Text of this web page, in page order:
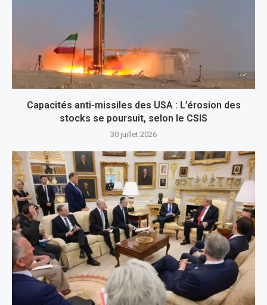
Capacités anti-missiles des USA : L’érosion des
stocks se poursuit, selon le CSIS
30 juillet 2026